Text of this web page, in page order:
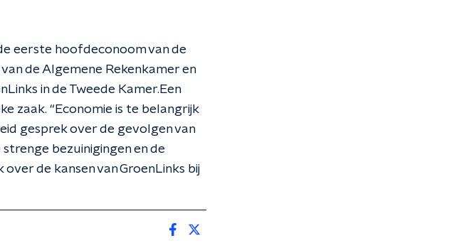
eerste hoofdeconoom van de
de Algemene Rekenkamer en
in de Tweede Kamer.Een
zaak. “Economie is te belangrijk
gesprek over de gevolgen van
bezuinigingen en de
de kansen van GroenLinks bij